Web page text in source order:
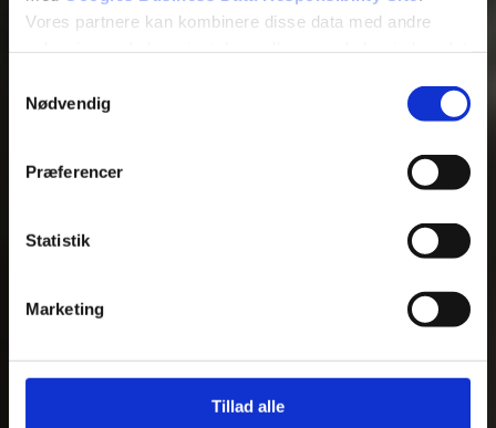
Vores partnere kan kombinere disse data med andre
Nødvendig
Præferencer
Statistik
Marketing
Tillad alle
Bliv kontaktet